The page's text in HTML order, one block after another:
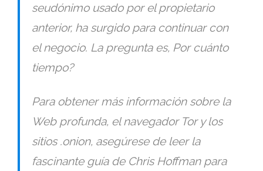
seudónimo usado por el propietario
anterior, ha surgido para continuar con
el negocio. La pregunta es, Por cuánto
tiempo?
Para obtener más información sobre la
Web profunda, el navegador Tor y los
sitios .onion, asegúrese de leer la
fascinante guía de Chris Hoffman para